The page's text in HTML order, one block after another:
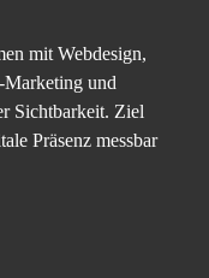
mit Webdesign,
Marketing und
Sichtbarkeit. Ziel
Präsenz messbar